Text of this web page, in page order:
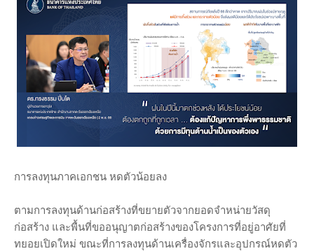
การลงทุนภาคเอกชน หดตัวน้อยลง
ตามการลงทุนด้านก่อสร้างที่ขยายตัวจากยอดจำหน่ายวัสดุ
ก่อสร้าง และพื้นที่ขออนุญาตก่อสร้างของโครงการที่อยู่อาศัยที่
ทยอยเปิดใหม่ ขณะที่การลงทุนด้านเครื่องจักรและอุปกรณ์หดตัว